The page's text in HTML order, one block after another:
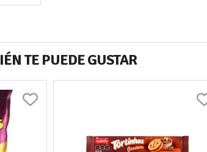
TE PUEDE GUSTAR